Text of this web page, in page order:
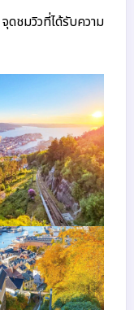
ชมวิวที่ได้รับความ